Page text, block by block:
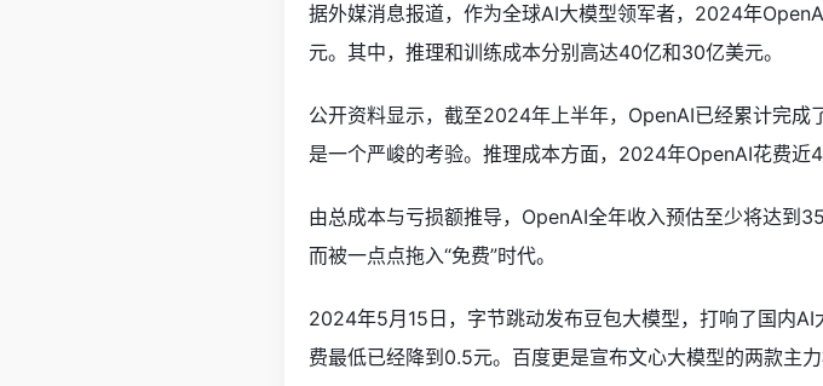
据外媒消息报道，作为全球AI大模型领军者，2024年
元。其中，推理和训练成本分别高达40亿和30亿美元。
公开资料显示，截至2024年上半年，OpenAI已经累计完
是一个严峻的考验。推理成本方面，2024年OpenAI花费近
由总成本与亏损额推导，OpenAI全年收入预估至少将达到
而被一点点拖入“免费”时代。
2024年5月15日，字节跳动发布豆包大模型，打响了国内
费最低已经降到0.5元。百度更是宣布文心大模型的两款主力